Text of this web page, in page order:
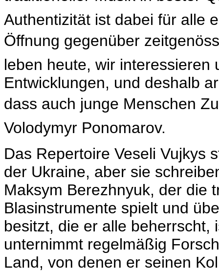
Authentizität ist dabei für alle
Öffnung gegenüber
leben heute, wir interessieren
Entwicklungen, und deshalb
dass auch junge Menschen
Volodymyr Ponomarov.
Das Repertoire Veseli Vujkys
der Ukraine, aber sie
Maksym Berezhnyuk, der die
Blasinstrumente spielt und
besitzt, die er alle beherrscht,
unternimmt regelmäßig
Land, von denen er seinen